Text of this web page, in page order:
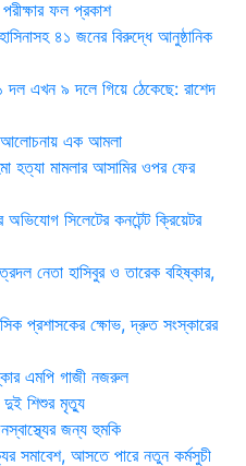
ফল প্রকাশ
৪১ জনের বিরুদ্ধে আনুষ্ঠানিক
এখন ৯ দলে গিয়ে ঠেকেছে: রাশেদ
আলোচনায় এক আমলা
হত্যা মামলার আসামির ওপর ফের
সিলেটের কনটেন্ট ক্রিয়েটর
নেতা হাসিবুর ও তারেক বহিষ্কার,
প্রশাসকের ক্ষোভ, দ্রুত সংস্কারের
এমপি গাজী নজরুল
দুই শিশুর মৃত্যু
জন্য হুমকি
সমাবেশ, আসতে পারে নতুন কর্মসুচী